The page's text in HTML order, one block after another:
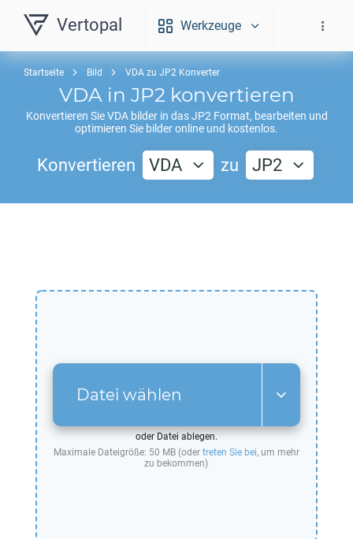
Vertopal Werkzeuge
Startseite Bild VDA zu JP2 Konverter
VDAin JP2 konvertieren
Konvertieren SieVDAbilder in dasJP2 Format, bearbeiten und
optimieren Sie bilder online und kostenlos.
Konvertieren VDA zu JP2
Datei wählen
oder Datei ablegen.
Maximale Dateigröße: 50 MB (oder treten Sie bei, um mehr
zu bekommen)